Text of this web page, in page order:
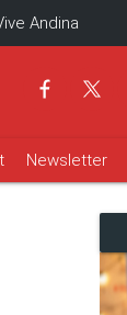
Andina
Newsletter